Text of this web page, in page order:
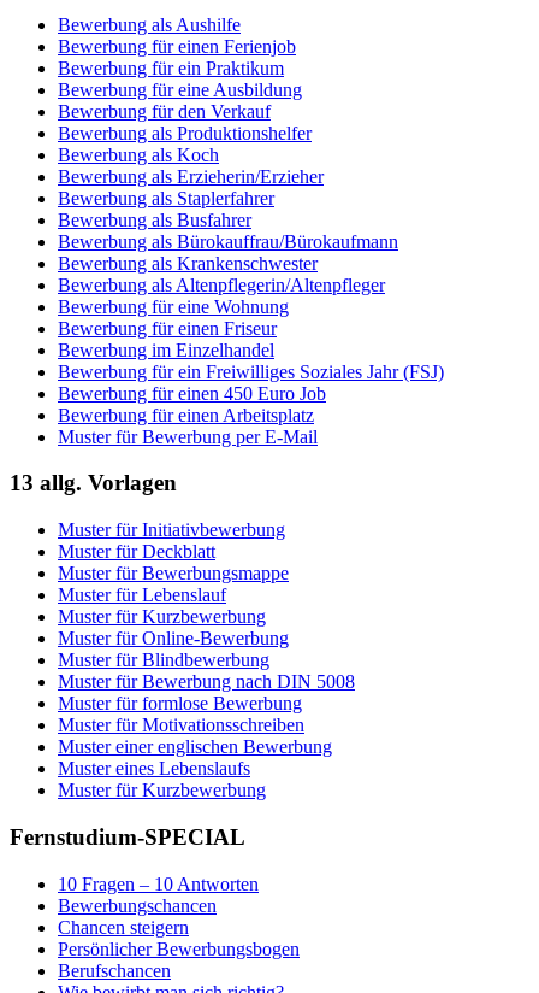
Bewerbung als Aushilfe
Bewerbung für einen Ferienjob
Bewerbung für ein Praktikum
Bewerbung für eine Ausbildung
Bewerbung für den Verkauf
Bewerbung als Produktionshelfer
Bewerbung als Koch
Bewerbung als Erzieherin/Erzieher
Bewerbung als Staplerfahrer
Bewerbung als Busfahrer
Bewerbung als Bürokauffrau/Bürokaufmann
Bewerbung als Krankenschwester
Bewerbung als Altenpflegerin/Altenpfleger
Bewerbung für eine Wohnung
Bewerbung für einen Friseur
Bewerbung im Einzelhandel
Bewerbung für ein Freiwilliges Soziales Jahr (FSJ)
Bewerbung für einen 450 Euro Job
Bewerbung für einen Arbeitsplatz
Muster für Bewerbung per E-Mail
13 allg. Vorlagen
Muster für Initiativbewerbung
Muster für Deckblatt
Muster für Bewerbungsmappe
Muster für Lebenslauf
Muster für Kurzbewerbung
Muster für Online-Bewerbung
Muster für Blindbewerbung
Muster für Bewerbung nach DIN 5008
Muster für formlose Bewerbung
Muster für Motivationsschreiben
Muster einer englischen Bewerbung
Muster eines Lebenslaufs
Muster für Kurzbewerbung
Fernstudium-SPECIAL
10 Fragen – 10 Antworten
Bewerbungschancen
Chancen steigern
Persönlicher Bewerbungsbogen
Berufschancen